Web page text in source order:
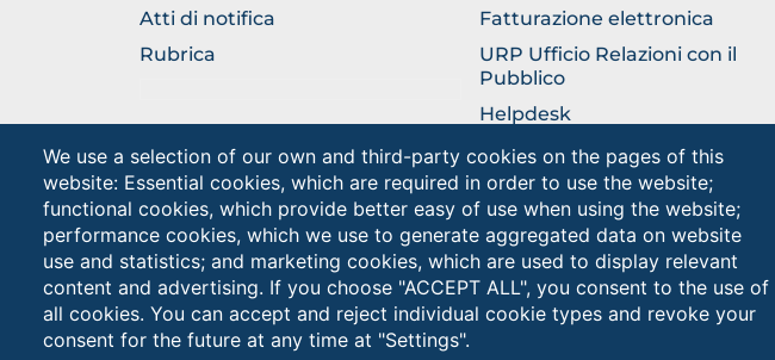
We use a selection of our own and third-party cookies on the pages of this
website: Essential cookies, which are required in order to use the website;
functional cookies, which provide better easy of use when using the website;
performance cookies, which we use to generate aggregated data on website
use and statistics; and marketing cookies, which are used to display relevant
content and advertising. If you choose "ACCEPT ALL", you consent to the use of
all cookies. You can accept and reject individual cookie types and revoke your
consent for the future at any time at "Settings".
Atti di notifica
Rubrica
Fatturazione elettronica
URP Ufficio Relazioni con il
Pubblico
Helpdesk
Tirocini
Totem Informa studenti